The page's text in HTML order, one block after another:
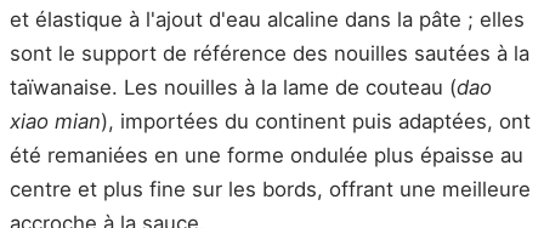
et élastique à l'ajout d'eau alcaline dans la pâte ; elles
sont le support de référence des nouilles sautées à la
taïwanaise. Les nouilles à la lame de couteau (dao
xiao mian), importées du continent puis adaptées, ont
été remaniées en une forme ondulée plus épaisse au
centre et plus fine sur les bords, offrant une meilleure